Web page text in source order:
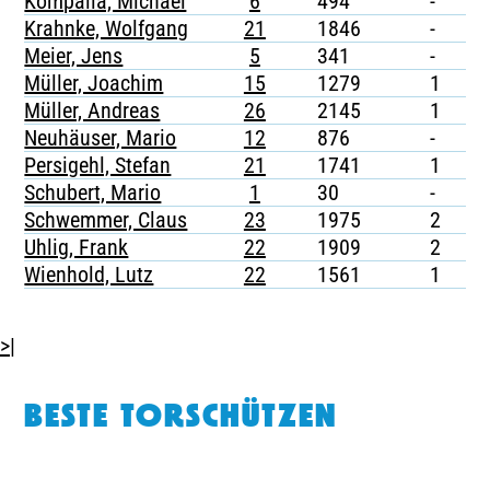
Krahnke, Wolfgang
21 1846 -
Meier, Jens
5 341 -
Müller, Joachim
15 1279 1
Müller, Andreas
26 2145 1
Neuhäuser, Mario
12 876 -
Persigehl, Stefan
21 1741 1
Schubert, Mario
1 30 -
Schwemmer, Claus
23 1975 2
Uhlig, Frank
22 1909 2
Wienhold, Lutz
22 1561 1
>|
BESTE TORSCHÜTZEN